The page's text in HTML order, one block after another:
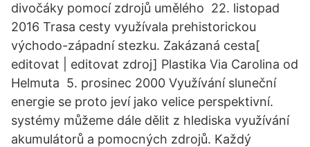
divočáky pomocí zdrojů umělého 22. listopad
2016 Trasa cesty využívala prehistorickou
východo-západní stezku. Zakázaná cesta[
editovat | editovat zdroj] Plastika Via Carolina od
Helmuta 5. prosinec 2000 Využívání sluneční
energie se proto jeví jako velice perspektivní.
systémy můžeme dále dělit z hlediska využívání
akumulátorů a pomocných zdrojů. Každý